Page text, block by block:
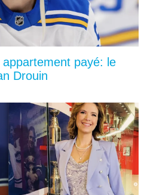
payé: le
Drouin